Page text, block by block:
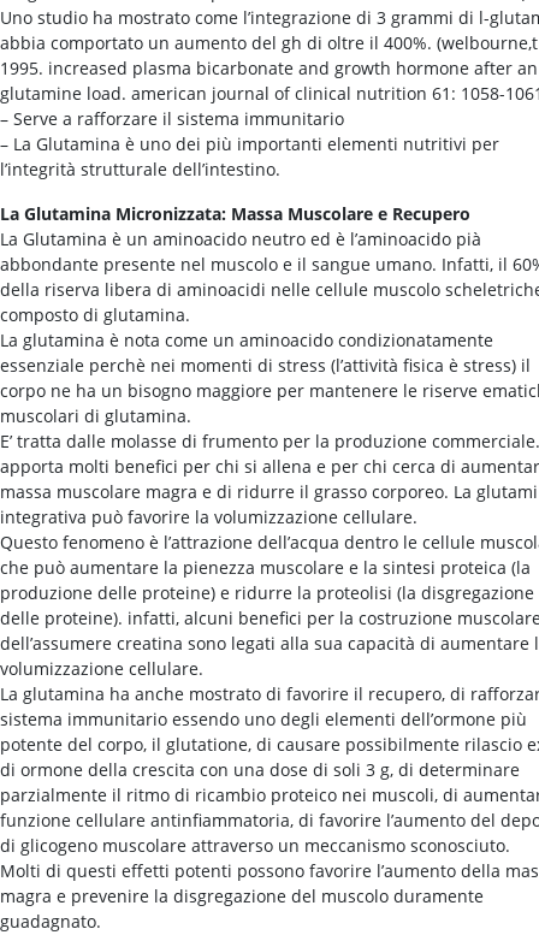
Uno studio ha mostrato come l’integrazione di 3 grammi di l-
abbia comportato un aumento del gh di oltre il 400%.
1995. increased plasma bicarbonate and growth hormone after
glutamine load. american journal of clinical nutrition 61: 1058-
– Serve a rafforzare il sistema immunitario
– La Glutamina è uno dei più importanti elementi nutritivi per
l’integrità strutturale dell’intestino.
La Glutamina Micronizzata: Massa Muscolare e Recupero
La Glutamina è un aminoacido neutro ed è l’aminoacido pià
abbondante presente nel muscolo e il sangue umano. Infatti, il
della riserva libera di aminoacidi nelle cellule muscolo
composto di glutamina.
La glutamina è nota come un aminoacido condizionatamente
essenziale perchè nei momenti di stress (l’attività fisica è stress) il
corpo ne ha un bisogno maggiore per mantenere le riserve
muscolari di glutamina.
E’ tratta dalle molasse di frumento per la produzione commerciale.
apporta molti benefici per chi si allena e per chi cerca di
massa muscolare magra e di ridurre il grasso corporeo. La
integrativa può favorire la volumizzazione cellulare.
Questo fenomeno è l’attrazione dell’acqua dentro le cellule
che può aumentare la pienezza muscolare e la sintesi proteica (la
produzione delle proteine) e ridurre la proteolisi (la disgregazione
delle proteine). infatti, alcuni benefici per la costruzione
dell’assumere creatina sono legati alla sua capacità di aumentare
volumizzazione cellulare.
La glutamina ha anche mostrato di favorire il recupero, di
sistema immunitario essendo uno degli elementi dell’ormone più
potente del corpo, il glutatione, di causare possibilmente rilascio
di ormone della crescita con una dose di soli 3 g, di determinare
parzialmente il ritmo di ricambio proteico nei muscoli, di
funzione cellulare antinfiammatoria, di favorire l’aumento del
di glicogeno muscolare attraverso un meccanismo sconosciuto.
Molti di questi effetti potenti possono favorire l’aumento della
magra e prevenire la disgregazione del muscolo duramente
guadagnato.